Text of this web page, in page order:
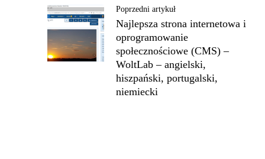
Poprzedni artykuł
Najlepsza strona internetowa i
oprogramowanie
społecznościowe (CMS) –
WoltLab – angielski,
hiszpański, portugalski,
niemiecki